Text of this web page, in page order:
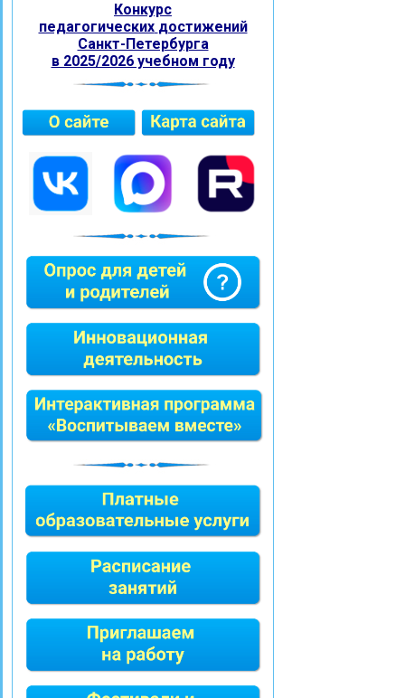
Конкурс
педагогических достижений
Санкт-Петербурга
в 2025/2026 учебном году